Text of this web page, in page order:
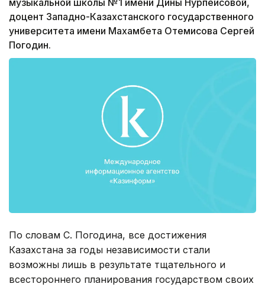
музыкальной школы №1 имени Дины Нурпеисовой,
доцент Западно-Казахстанского государственного
университета имени Махамбета Отемисова Сергей
Погодин.
По словам С. Погодина, все достижения
Казахстана за годы независимости стали
возможны лишь в результате тщательного и
всестороннего планирования государством своих